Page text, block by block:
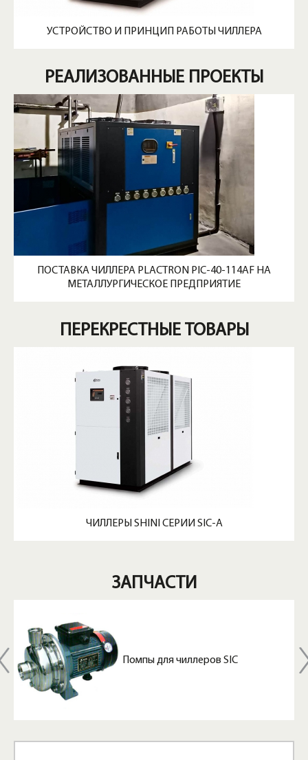
УСТРОЙСТВО И ПРИНЦИП РАБОТЫ ЧИЛЛЕРА
РЕАЛИЗОВАННЫЕ ПРОЕКТЫ
ПОСТАВКА ЧИЛЛЕРА PLACTRON PIC-40-114AF НА
МЕТАЛЛУРГИЧЕСКОЕ ПРЕДПРИЯТИЕ
ПЕРЕКРЕСТНЫЕ ТОВАРЫ
ЧИЛЛЕРЫ SHINI СЕРИИ SIC-A
ЗАПЧАСТИ
Помпы для чиллеров SIC